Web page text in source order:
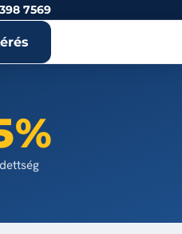
7569